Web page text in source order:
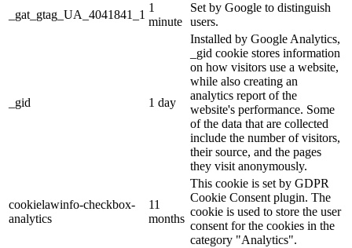
_gat_gtag_UA_4041841_1
1
minute
Set by Google to distinguish
users.
_gid 1 day
Installed by Google Analytics,
_gid cookie stores information
on how visitors use a website,
while also creating an
analytics report of the
website's performance. Some
of the data that are collected
include the number of visitors,
their source, and the pages
they visit anonymously.
cookielawinfo-checkbox-
analytics
11
months
This cookie is set by GDPR
Cookie Consent plugin. The
cookie is used to store the user
consent for the cookies in the
category "Analytics".